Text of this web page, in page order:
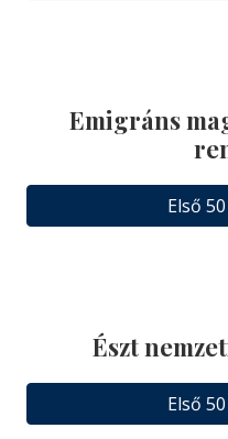
Emigráns
Első
Észt
Első